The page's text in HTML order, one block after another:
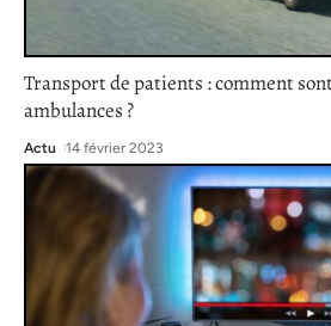
Transport de patients : comment
ambulances ?
Actu 14 février 2023